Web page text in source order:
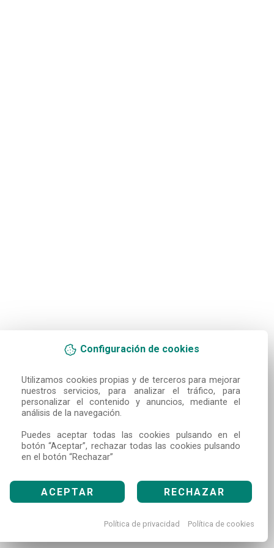
Configuración de cookies
Utilizamos cookies propias y de terceros para mejorar
nuestros servicios, para analizar el tráfico, para
personalizar el contenido y anuncios, mediante el
análisis de la navegación.
Puedes aceptar todas las cookies pulsando en el
botón “Aceptar”, rechazar todas las cookies pulsando
en el botón “Rechazar”
ACEPTAR RECHAZAR
Política de privacidad Política de cookies